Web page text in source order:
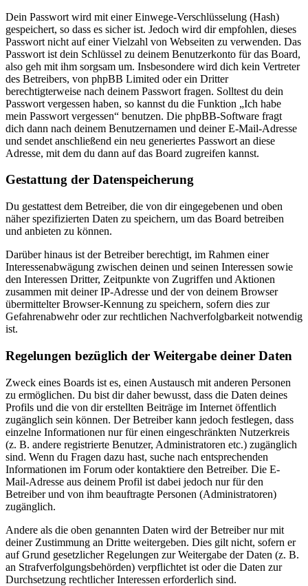
Dein Passwort wird mit einer Einwege-Verschlüsselung (Hash)
gespeichert, so dass es sicher ist. Jedoch wird dir empfohlen, dieses
Passwort nicht auf einer Vielzahl von Webseiten zu verwenden. Das
Passwort ist dein Schlüssel zu deinem Benutzerkonto für das Board,
also geh mit ihm sorgsam um. Insbesondere wird dich kein Vertreter
des Betreibers, von phpBB Limited oder ein Dritter
berechtigterweise nach deinem Passwort fragen. Solltest du dein
Passwort vergessen haben, so kannst du die Funktion „Ich habe
mein Passwort vergessen“ benutzen. Die phpBB-Software fragt
dich dann nach deinem Benutzernamen und deiner E-Mail-Adresse
und sendet anschließend ein neu generiertes Passwort an diese
Adresse, mit dem du dann auf das Board zugreifen kannst.
Gestattung der Datenspeicherung
Du gestattest dem Betreiber, die von dir eingegebenen und oben
näher spezifizierten Daten zu speichern, um das Board betreiben
und anbieten zu können.
Darüber hinaus ist der Betreiber berechtigt, im Rahmen einer
Interessenabwägung zwischen deinen und seinen Interessen sowie
den Interessen Dritter, Zeitpunkte von Zugriffen und Aktionen
zusammen mit deiner IP-Adresse und der von deinem Browser
übermittelter Browser-Kennung zu speichern, sofern dies zur
Gefahrenabwehr oder zur rechtlichen Nachverfolgbarkeit notwendig
ist.
Regelungen bezüglich der Weitergabe deiner Daten
Zweck eines Boards ist es, einen Austausch mit anderen Personen
zu ermöglichen. Du bist dir daher bewusst, dass die Daten deines
Profils und die von dir erstellten Beiträge im Internet öffentlich
zugänglich sein können. Der Betreiber kann jedoch festlegen, dass
einzelne Informationen nur für einen eingeschränkten Nutzerkreis
(z. B. andere registrierte Benutzer, Administratoren etc.) zugänglich
sind. Wenn du Fragen dazu hast, suche nach entsprechenden
Informationen im Forum oder kontaktiere den Betreiber. Die E-
Mail-Adresse aus deinem Profil ist dabei jedoch nur für den
Betreiber und von ihm beauftragte Personen (Administratoren)
zugänglich.
Andere als die oben genannten Daten wird der Betreiber nur mit
deiner Zustimmung an Dritte weitergeben. Dies gilt nicht, sofern er
auf Grund gesetzlicher Regelungen zur Weitergabe der Daten (z. B.
an Strafverfolgungsbehörden) verpflichtet ist oder die Daten zur
Durchsetzung rechtlicher Interessen erforderlich sind.